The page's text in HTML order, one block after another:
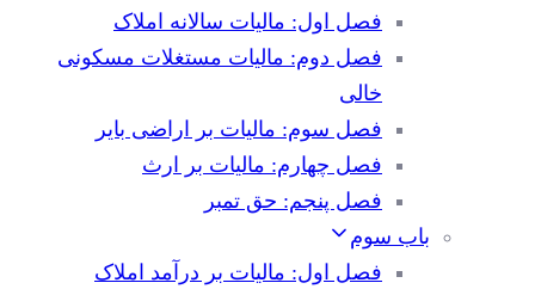
فصل اول: مالیات سالانه املاک
فصل دوم: مالیات مستغلات مسکونی
خالی
فصل سوم: مالیات بر اراضی بایر
فصل چهارم: مالیات بر ارث
فصل پنجم: حق تمبر
باب سوم
فصل اول: مالیات بر درآمد املاک